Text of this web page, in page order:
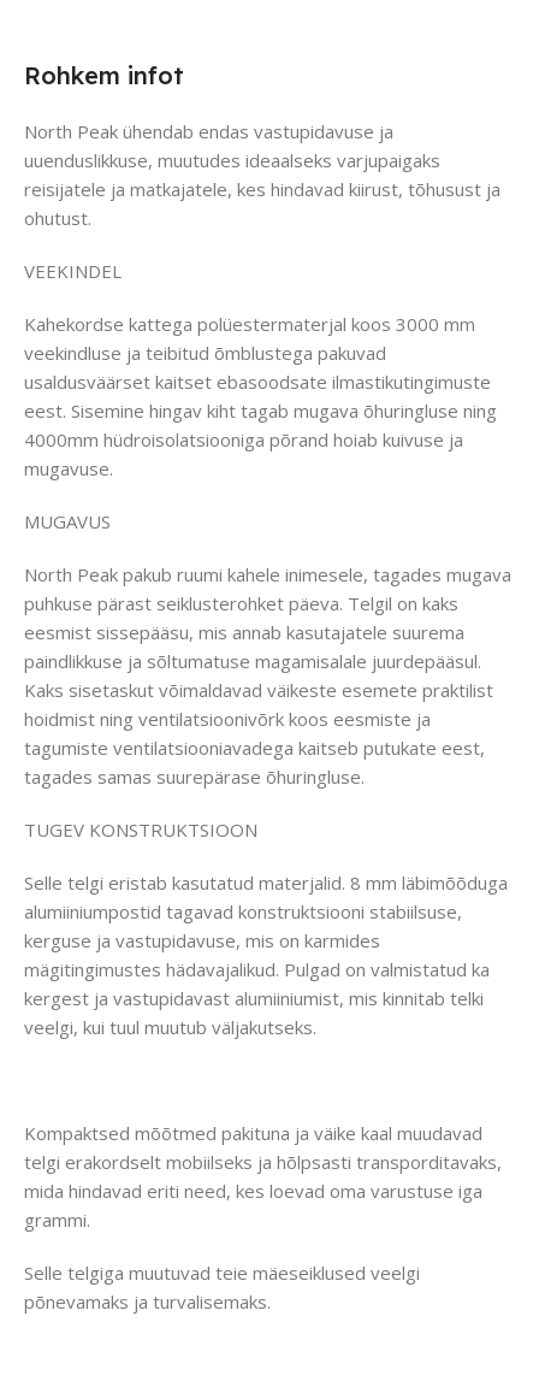
Rohkem infot
North Peak ühendab endas vastupidavuse ja
uuenduslikkuse, muutudes ideaalseks varjupaigaks
reisijatele ja matkajatele, kes hindavad kiirust, tõhusust ja
ohutust.
VEEKINDEL
Kahekordse kattega polüestermaterjal koos 3000 mm
veekindluse ja teibitud õmblustega pakuvad
usaldusväärset kaitset ebasoodsate ilmastikutingimuste
eest. Sisemine hingav kiht tagab mugava õhuringluse ning
4000mm hüdroisolatsiooniga põrand hoiab kuivuse ja
mugavuse.
MUGAVUS
North Peak pakub ruumi kahele inimesele, tagades mugava
puhkuse pärast seiklusterohket päeva. Telgil on kaks
eesmist sissepääsu, mis annab kasutajatele suurema
paindlikkuse ja sõltumatuse magamisalale juurdepääsul.
Kaks sisetaskut võimaldavad väikeste esemete praktilist
hoidmist ning ventilatsioonivõrk koos eesmiste ja
tagumiste ventilatsiooniavadega kaitseb putukate eest,
tagades samas suurepärase õhuringluse.
TUGEV KONSTRUKTSIOON
Selle telgi eristab kasutatud materjalid. 8 mm läbimõõduga
alumiiniumpostid tagavad konstruktsiooni stabiilsuse,
kerguse ja vastupidavuse, mis on karmides
mägitingimustes hädavajalikud. Pulgad on valmistatud ka
kergest ja vastupidavast alumiiniumist, mis kinnitab telki
veelgi, kui tuul muutub väljakutseks.
Kompaktsed mõõtmed pakituna ja väike kaal muudavad
telgi erakordselt mobiilseks ja hõlpsasti transporditavaks,
mida hindavad eriti need, kes loevad oma varustuse iga
grammi.
Selle telgiga muutuvad teie mäeseiklused veelgi
põnevamaks ja turvalisemaks.